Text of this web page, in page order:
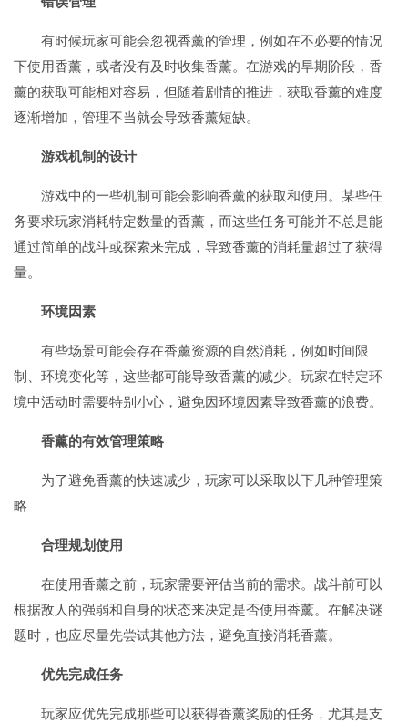
有时候玩家可能会忽视香薰的管理，例如在不必要的情况
下使用香薰，或者没有及时收集香薰。在游戏的早期阶段，香
薰的获取可能相对容易，但随着剧情的推进，获取香薰的难度
逐渐增加，管理不当就会导致香薰短缺。
游戏机制的设计
游戏中的一些机制可能会影响香薰的获取和使用。某些任
务要求玩家消耗特定数量的香薰，而这些任务可能并不总是能
通过简单的战斗或探索来完成，导致香薰的消耗量超过了获得
量。
环境因素
有些场景可能会存在香薰资源的自然消耗，例如时间限
制、环境变化等，这些都可能导致香薰的减少。玩家在特定环
境中活动时需要特别小心，避免因环境因素导致香薰的浪费。
香薰的有效管理策略
为了避免香薰的快速减少，玩家可以采取以下几种管理策
略
合理规划使用
在使用香薰之前，玩家需要评估当前的需求。战斗前可以
根据敌人的强弱和自身的状态来决定是否使用香薰。在解决谜
题时，也应尽量先尝试其他方法，避免直接消耗香薰。
优先完成任务
玩家应优先完成那些可以获得香薰奖励的任务，尤其是支